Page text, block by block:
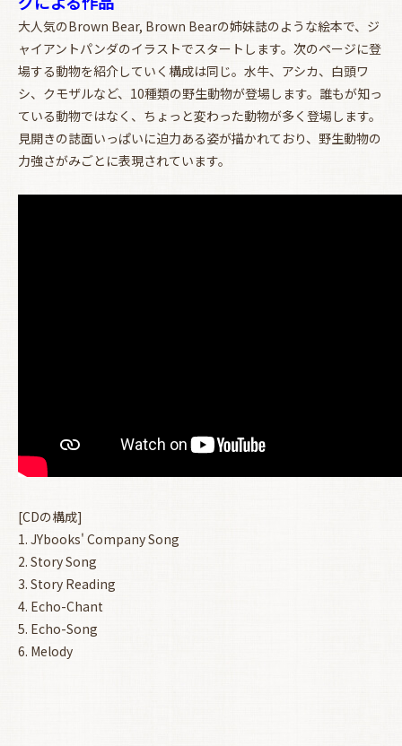
大人気のBrown Bear, Brown Bearの姉妹誌のような絵本で、ジ
ャイアントパンダのイラストでスタートします。次のページに登
場する動物を紹介していく構成は同じ。水牛、アシカ、白頭ワ
シ、クモザルなど、10種類の野生動物が登場します。誰もが知っ
ている動物ではなく、ちょっと変わった動物が多く登場します。
見開きの誌面いっぱいに迫力ある姿が描かれており、野生動物の
力強さがみごとに表現されています。
[CDの構成]
1. JYbooks' Company Song
2. Story Song
3. Story Reading
4. Echo-Chant
5. Echo-Song
6. Melody